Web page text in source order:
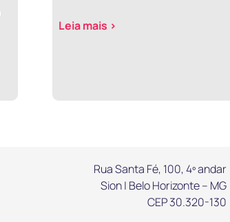
Leia mais >
Rua Santa Fé, 100, 4º andar
Sion | Belo Horizonte – MG
CEP 30.320-130